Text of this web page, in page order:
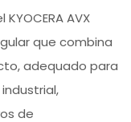
AVX
que combina
adequado para
de